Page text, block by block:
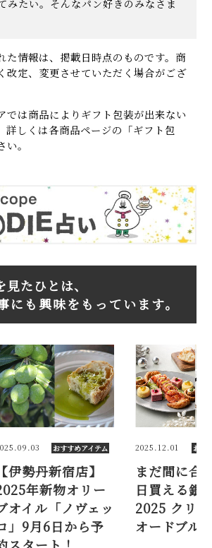
みたい。そんなパン好きのみなさま
情報は、掲載日時点のものです。商
改定、変更させていただく場合がござ
は商品によりギフト包装が出来ない
詳しくは各商品ページの「ギフト包
。
たひとは、
にも興味をもっています。
おすすめアイテム
まだ間に合う！当
買える銀座三越
クリスマス
ードブル＆チキン
2025.10.15
銀座三越の
下で売れて
気惣菜10選
品、迷った